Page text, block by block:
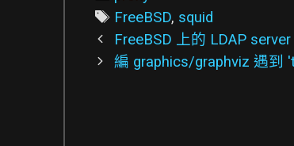
Tags
FreeBSD, squid
Post
navigation
FreeBSD 上的 LDAP
編 graphics/graphviz 遇到